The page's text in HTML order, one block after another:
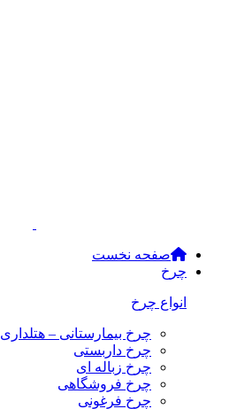
صفحه نخست
چرخ
انواع چرخ
چرخ بیمارستانی – هتلداری
چرخ داربستی
چرخ زباله ای
چرخ فروشگاهی
چرخ فرغونی